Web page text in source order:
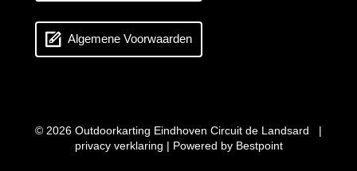
Algemene Voorwaarden
© 2026 Outdoorkarting Eindhoven Circuit de Landsard |
privacy verklaring | Powered by Bestpoint